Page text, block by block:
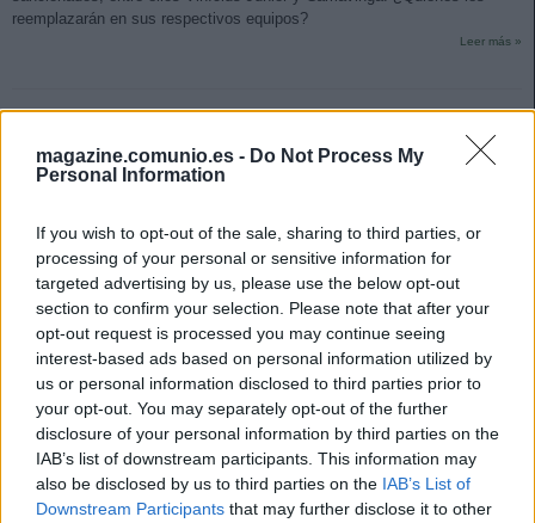
magazine.comunio.es - Do Not Process My
Personal Information
If you wish to opt-out of the sale, sharing to third parties, or
processing of your personal or sensitive information for
targeted advertising by us, please use the below opt-out
section to confirm your selection. Please note that after your
opt-out request is processed you may continue seeing
interest-based ads based on personal information utilized by
us or personal information disclosed to third parties prior to
your opt-out. You may separately opt-out of the further
disclosure of your personal information by third parties on the
IAB’s list of downstream participants. This information may
also be disclosed by us to third parties on the IAB’s List of
Downstream Participants that may further disclose it to other
reemplazarán en sus respectivos equipos?
Leer más »
La última hora de la jornada 24